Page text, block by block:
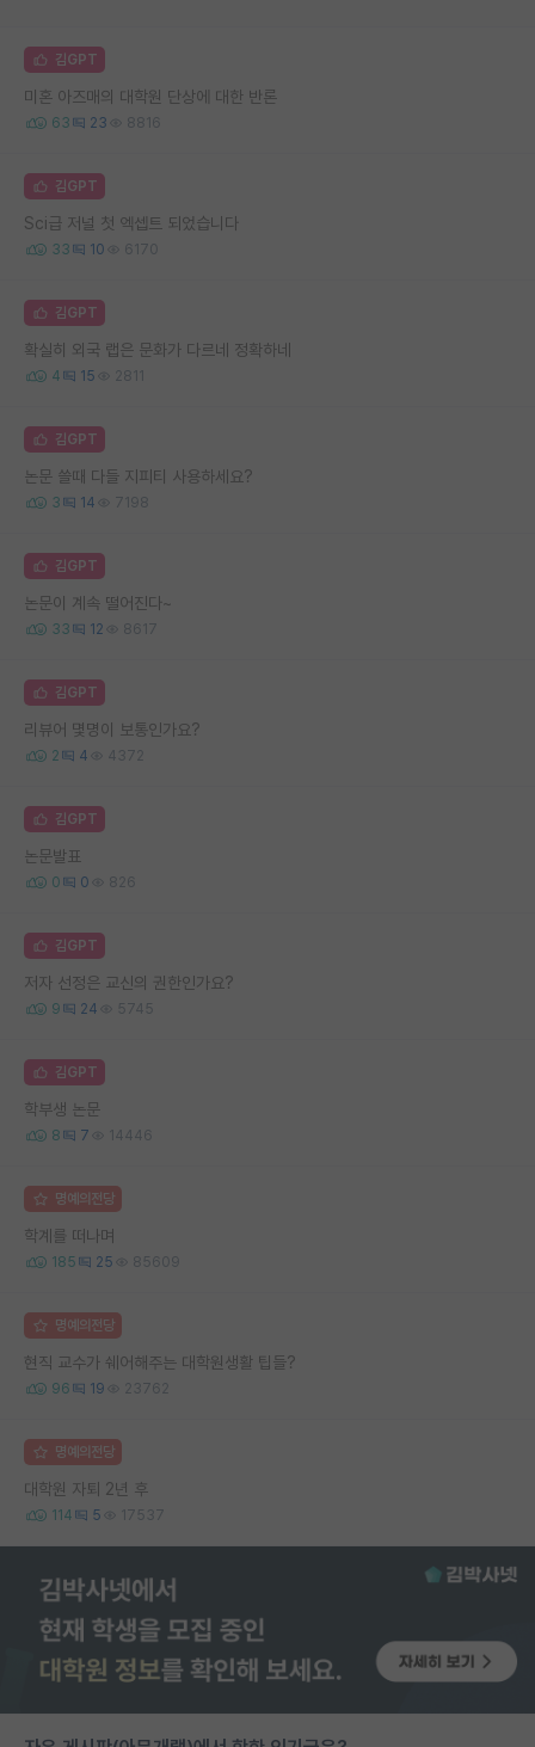
김GPT
미혼 아즈매의 대학원 단상에 대한 반론
63 23 8816
김GPT
Sci급 저널 첫 엑셉트 되었습니다
33 10 6170
김GPT
확실히 외국 랩은 문화가 다르네 정확하네
4 15 2811
김GPT
논문 쓸때 다들 지피티 사용하세요?
3 14 7198
김GPT
논문이 계속 떨어진다~
33 12 8617
김GPT
리뷰어 몇명이 보통인가요?
2 4 4372
김GPT
논문발표
0 0 826
김GPT
저자 선정은 교신의 권한인가요?
9 24 5745
김GPT
학부생 논문
8 7 14446
명예의전당
학계를 떠나며
185 25 85609
명예의전당
현직 교수가 쉐어해주는 대학원생활 팁들?
96 19 23762
명예의전당
대학원 자퇴 2년 후
114 5 17537